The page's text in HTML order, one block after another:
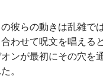
彼らの動きは乱雑で
わせて呪文を唱える
ンが最初にその穴を
。